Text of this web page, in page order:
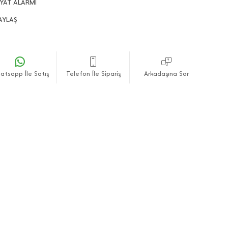
alışverişler dileriz.
ALARMI
İle Satış Telefon İle Sipariş Arkadaşına Sor